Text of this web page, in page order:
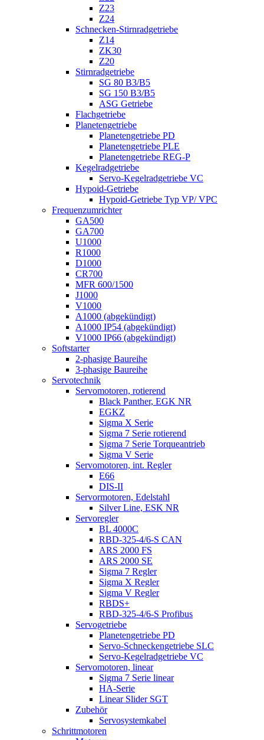
Z23
Z24
Schnecken-Stirnradgetriebe
Z14
ZK30
Z20
Stirnradgetriebe
SG 80 B3/B5
SG 150 B3/B5
ASG Getriebe
Flachgetriebe
Planetengetriebe
Planetengetriebe PD
Planetengetriebe PLE
Planetengetriebe REG-P
Kegelradgetriebe
Servo-Kegelradgetriebe VC
Hypoid-Getriebe
Hypoid-Getriebe Typ VP/ VPC
Frequenzumrichter
GA500
GA700
U1000
R1000
D1000
CR700
MFR 600/1500
J1000
V1000
A1000 (abgekündigt)
A1000 IP54 (abgekündigt)
V1000 IP66 (abgekündigt)
Softstarter
2-phasige Baureihe
3-phasige Baureihe
Servotechnik
Servomotoren, rotierend
Black Panther, EGK NR
EGKZ
Sigma X Serie
Sigma 7 Serie rotierend
Sigma 7 Serie Torqueantrieb
Sigma V Serie
Servomotoren, int. Regler
E66
DIS-II
Servormotoren, Edelstahl
Silver Line, ESK NR
Servoregler
BL 4000C
RBD-325-4/6-S CAN
ARS 2000 FS
ARS 2000 SE
Sigma 7 Regler
Sigma X Regler
Sigma V Regler
RBDS+
RBD-325-4/6-S Profibus
Servogetriebe
Planetengetriebe PD
Servo-Schneckengetriebe SLC
Servo-Kegelradgetriebe VC
Servomotoren, linear
Sigma 7 Serie linear
HA-Serie
Linear Slider SGT
Zubehör
Servosystemkabel
Schrittmotoren